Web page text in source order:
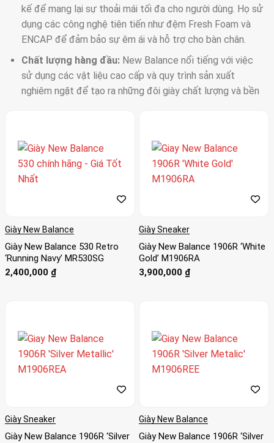
kế để mang lại sự thoải mái tối đa cho người dùng. Họ sử
dụng các công nghệ tiên tiến như đệm Fresh Foam và
ENCAP để đảm bảo sự êm ái và hỗ trợ cho bàn chân.
Chất lượng hàng đầu: New Balance nổi tiếng với việc
sử dụng các vật liệu cao cấp và quy trình sản xuất
nghiêm ngặt để tạo ra những đôi giày chất lượng và bền
và màu sắc khác nhau, từ những thiết kế cổ điển đến
những mẫu mã hiện đại, phù hợp với nhiều phong cách và
sở thích.
New Balance không ngừng nghiên
suất và trải nghiệm người dùng.
Một số dòng giày New Balance phổ biến:
và chất lượng vượt trội, thường được sử dụng cho các
hoạt động chạy bộ và đi bộ đường dài.
Dòng Fresh Foam:
Dòng giày Fresh Foam sử dụng công
nghệ đệm Fresh Foam tiên tiến, mang lại sự êm ái và đàn
Giày New Balance
Giày New Balance 530 Retro
‘Running Navy’ MR530SG
2,400,000 ₫
Giày Sneaker
Giày New Balance 1906R ‘White
Gold’ M1906RA
3,900,000 ₫
Giày Sneaker
Giày New Balance 1906R ‘Silver
Giày New Balance
Giày New Balance 1906R ‘Silver